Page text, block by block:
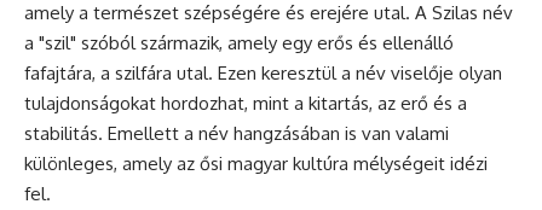
amely a természet szépségére és erejére utal. A Szilas név
a "szil" szóból származik, amely egy erős és ellenálló
fafajtára, a szilfára utal. Ezen keresztül a név viselője olyan
tulajdonságokat hordozhat, mint a kitartás, az erő és a
stabilitás. Emellett a név hangzásában is van valami
különleges, amely az ősi magyar kultúra mélységeit idézi
fel.